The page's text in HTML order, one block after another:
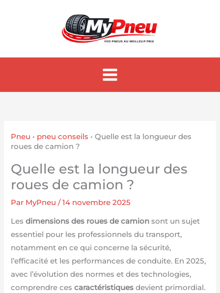
Pneu • pneu conseils •Quelle est la longueur des
roues de camion ?
Quelle est la longueur des
roues de camion ?
Par MyPneu/14 novembre 2025
Lesdimensions des roues de camion sont un sujet
essentiel pour les professionnels du transport,
notamment en ce qui concerne la sécurité,
l’efficacité et les performances de conduite. En 2025,
avec l’évolution des normes et des technologies,
comprendre cescaractéristiques devient primordial.